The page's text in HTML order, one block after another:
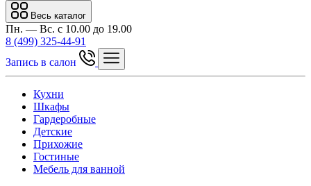
Весь каталог
Пн. — Вс. с 10.00 до 19.00
8 (499) 325-44-91
Запись в салон
Кухни
Шкафы
Гардеробные
Детские
Прихожие
Гостиные
Мебель для ванной